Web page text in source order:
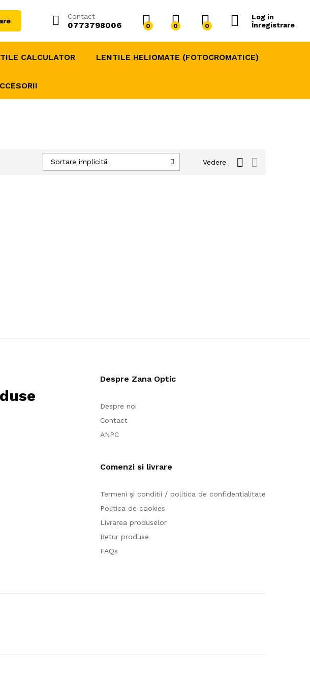
Contact
0773798006 0 0 0
Log in
Înregistrare
CALCULATOR LENTILE HELIOMATE (FOTOCROMATICE)
Vedere
Sortare implicită
Despre Zana Optic
Despre noi
Contact
ANPC
Comenzi si livrare
Termeni și conditii / politica de confidentialitate
Politica de cookies
Livrarea produselor
Retur produse
FAQs